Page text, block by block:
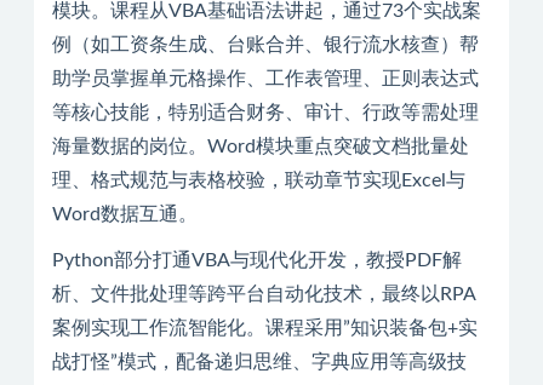
模块。课程从VBA基础语法讲起，通过73个实战案
例（如工资条生成、台账合并、银行流水核查）帮
助学员掌握单元格操作、工作表管理、正则表达式
等核心技能，特别适合财务、审计、行政等需处理
海量数据的岗位。Word模块重点突破文档批量处
理、格式规范与表格校验，联动章节实现Excel与
Word数据互通。
Python部分打通VBA与现代化开发，教授PDF解
析、文件批处理等跨平台自动化技术，最终以RPA
案例实现工作流智能化。课程采用”知识装备包+实
战打怪”模式，配备递归思维、字典应用等高级技